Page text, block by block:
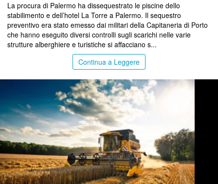
La procura di Palermo ha dissequestrato le piscine dello
stabilimento e dell’hotel La Torre a Palermo. Il sequestro
preventivo era stato emesso dai militari della Capitaneria di Porto
che hanno eseguito diversi controlli sugli scarichi nelle varie
strutture alberghiere e turistiche si affacciano s...
Continua a Leggere